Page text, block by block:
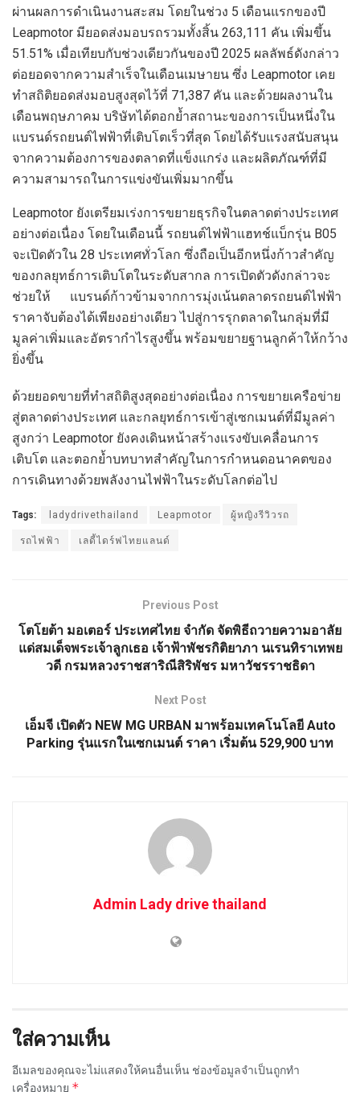
ผ่านผลการดำเนินงานสะสม โดยในช่วง 5 เดือนแรกของปี
Leapmotor มียอดส่งมอบรถรวมทั้งสิ้น 263,111 คัน เพิ่มขึ้น
51.51% เมื่อเทียบกับช่วงเดียวกันของปี 2025 ผลลัพธ์ดังกล่าว
ต่อยอดจากความสำเร็จในเดือนเมษายน ซึ่ง Leapmotor เคย
ทำสถิติยอดส่งมอบสูงสุดไว้ที่ 71,387 คัน และด้วยผลงานใน
เดือนพฤษภาคม บริษัทได้ตอกย้ำสถานะของการเป็นหนึ่งใน
แบรนด์รถยนต์ไฟฟ้าที่เติบโตเร็วที่สุด โดยได้รับแรงสนับสนุน
จากความต้องการของตลาดที่แข็งแกร่ง และผลิตภัณฑ์ที่มี
ความสามารถในการแข่งขันเพิ่มมากขึ้น
Leapmotor ยังเตรียมเร่งการขยายธุรกิจในตลาดต่างประเทศ
อย่างต่อเนื่อง โดยในเดือนนี้ รถยนต์ไฟฟ้าแฮทช์แบ็กรุ่น B05
จะเปิดตัวใน 28 ประเทศทั่วโลก ซึ่งถือเป็นอีกหนึ่งก้าวสำคัญ
ของกลยุทธ์การเติบโตในระดับสากล การเปิดตัวดังกล่าวจะ
ช่วยให้ แบรนด์ก้าวข้ามจากการมุ่งเน้นตลาดรถยนต์ไฟฟ้า
ราคาจับต้องได้เพียงอย่างเดียว ไปสู่การรุกตลาดในกลุ่มที่มี
มูลค่าเพิ่มและอัตรากำไรสูงขึ้น พร้อมขยายฐานลูกค้าให้กว้าง
ยิ่งขึ้น
ด้วยยอดขายที่ทำสถิติสูงสุดอย่างต่อเนื่อง การขยายเครือข่าย
สู่ตลาดต่างประเทศ และกลยุทธ์การเข้าสู่เซกเมนต์ที่มีมูลค่า
สูงกว่า Leapmotor ยังคงเดินหน้าสร้างแรงขับเคลื่อนการ
เติบโต และตอกย้ำบทบาทสำคัญในการกำหนดอนาคตของ
การเดินทางด้วยพลังงานไฟฟ้าในระดับโลกต่อไป
Tags: ladydrivethailand Leapmotor ผู้หญิงรีวิวรถ
รถไฟฟ้า เลดี้ไดร์ฟไทยแลนด์
Previous Post
โตโยต้า มอเตอร์ ประเทศไทย จำกัด จัดพิธีถวายความอาลัย
แด่สมเด็จพระเจ้าลูกเธอ เจ้าฟ้าพัชรกิติยาภา นเรนทิราเทพย
วดี กรมหลวงราชสาริณีสิริพัชร มหาวัชรราชธิดา
Next Post
เอ็มจี เปิดตัว NEW MG URBAN มาพร้อมเทคโนโลยี Auto
Parking รุ่นแรกในเซกเมนต์ ราคา เริ่มต้น 529,900 บาท
Admin Lady drive thailand
ใส่ความเห็น
อีเมลของคุณจะไม่แสดงให้คนอื่นเห็น ช่องข้อมูลจำเป็นถูกทำ
เครื่องหมาย *